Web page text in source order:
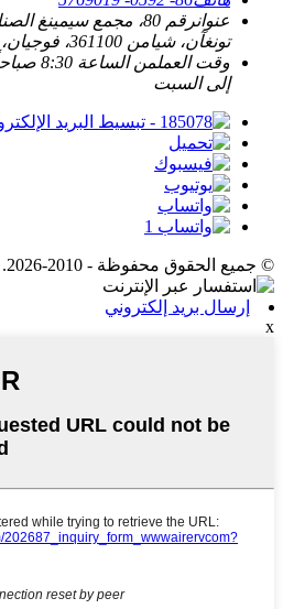
عنوان
رقم 80، مجمع
تونغآن، شيامن 361100، فوجيان، الصين
وقت العمل
إلى السبت
© جميع الحقوق محفوظة - 2010-2026.
إرسال بريد إلكتروني
x